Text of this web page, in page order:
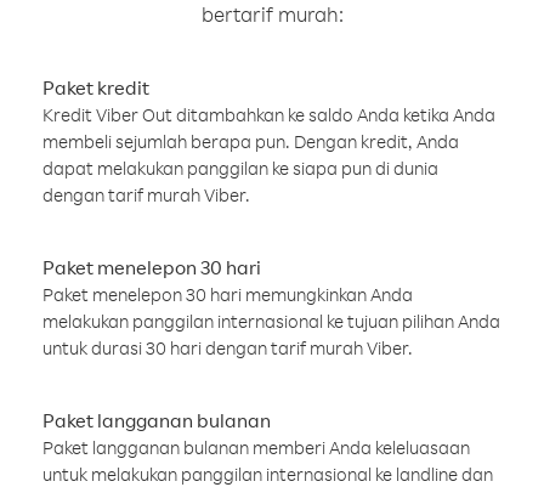
bertarif murah:
Paket kredit
Kredit Viber Out ditambahkan ke saldo Anda ketika Anda
membeli sejumlah berapa pun. Dengan kredit, Anda
dapat melakukan panggilan ke siapa pun di dunia
dengan tarif murah Viber.
Paket menelepon 30 hari
Paket menelepon 30 hari memungkinkan Anda
melakukan panggilan internasional ke tujuan pilihan Anda
untuk durasi 30 hari dengan tarif murah Viber.
Paket langganan bulanan
Paket langganan bulanan memberi Anda keleluasaan
untuk melakukan panggilan internasional ke landline dan